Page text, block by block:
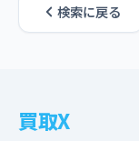
検索に戻る
買取X